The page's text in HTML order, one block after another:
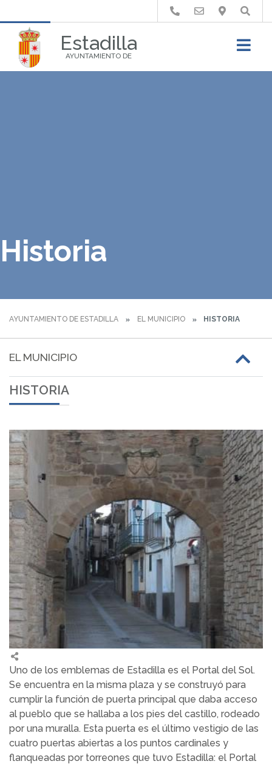
Estadilla
AYUNTAMIENTO DE
Buscar
Historia
AYUNTAMIENTO DE ESTADILLA EL MUNICIPIO HISTORIA
EL MUNICIPIO
HISTORIA
Uno de los emblemas de Estadilla es el Portal del Sol.
Se encuentra en la misma plaza y se construyó para
cumplir la función de puerta principal que daba acceso
al pueblo que se hallaba a los pies del castillo, rodeado
por una muralla. Esta puerta es el último vestigio de las
cuatro puertas abiertas a los puntos cardinales y
flanqueadas por torreones que tuvo Estadilla: el Portal